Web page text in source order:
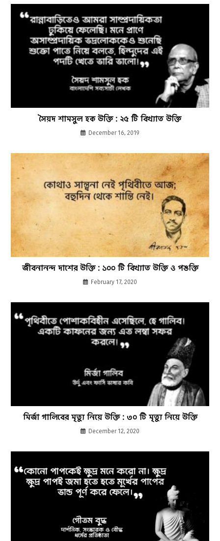
সৈয়দ শামসুল হক উক্তি : ২৫ টি বিখ্যাত উক্তি
December 16, 2019
জীবনানন্দ দাশের উক্তি : ১০০ টি বিখ্যাত উক্তি ও পঙক্তি
February 17, 2020
মির্জা গালিবের মৃত্যু নিয়ে উক্তি : ৩০ টি মৃত্যু নিয়ে উক্তি
December 12, 2020